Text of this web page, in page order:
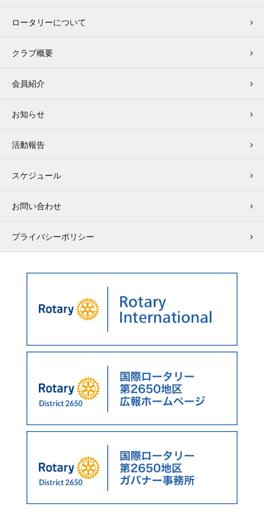
ロータリーについて
クラブ概要
会員紹介
お知らせ
活動報告
スケジュール
お問い合わせ
プライバシーポリシー